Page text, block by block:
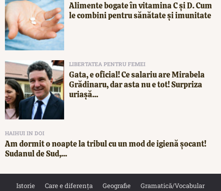
Alimente bogate în vitamina C și D. Cum
le combini pentru sănătate și imunitate
LIBERTATEA PENTRU FEMEI
Gata, e oficial! Ce salariu are Mirabela
Grădinaru, dar asta nu e tot! Surpriza
uriașă...
HAIHUI IN DOI
Am dormit o noapte la tribul cu un mod de igienă șocant!
Sudanul de Sud,...
Istorie Care e diferența Geografie Gramatică/Vocabular